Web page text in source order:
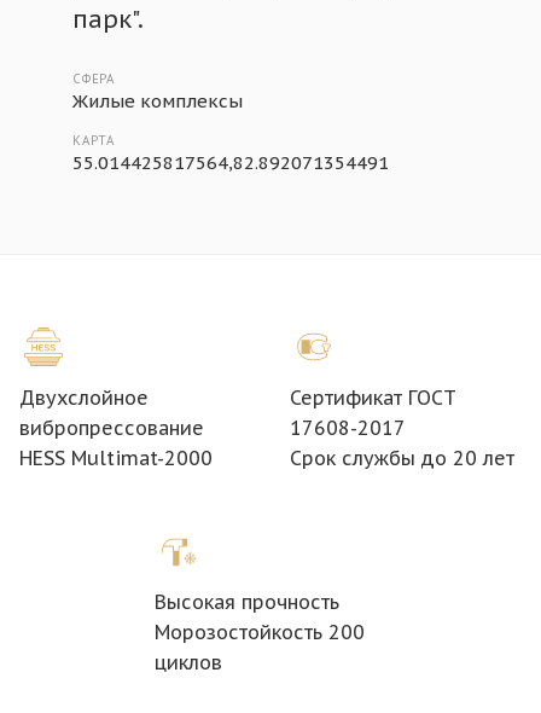
парк".
СФЕРА
Жилые комплексы
КАРТА
55.014425817564,82.892071354491
Двухслойное
вибропрессование
HESS Multimat-2000
Сертификат ГОСТ
17608-2017
Срок службы до 20 лет
Высокая прочность
Морозостойкость 200
циклов